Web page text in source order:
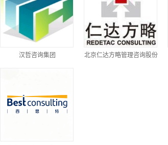
汉哲咨询集团 北京仁达方略管理咨询股份